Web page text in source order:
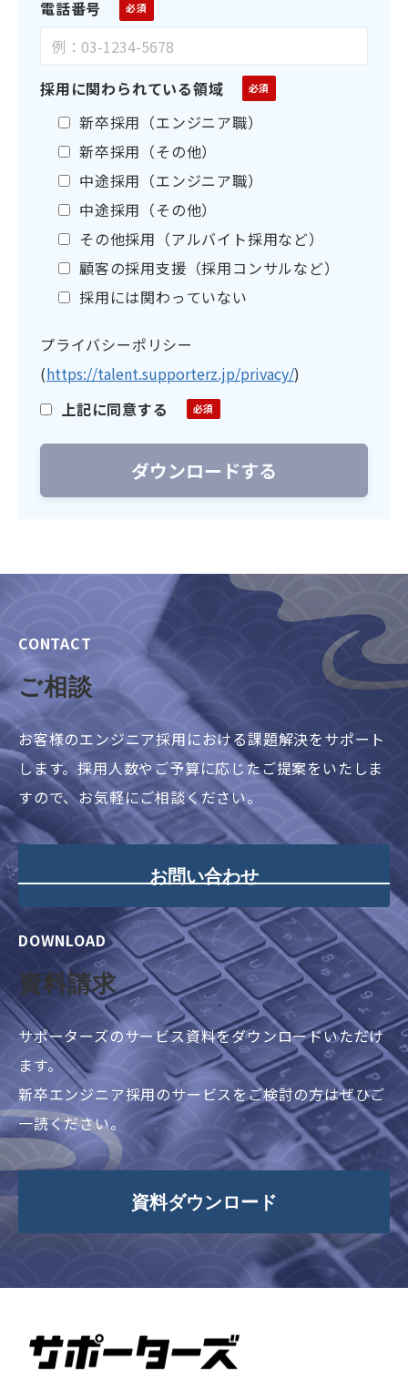
電話番号
採用に関わられている領域
新卒採用（エンジニア職）
新卒採用（その他）
中途採用（エンジニア職）
中途採用（その他）
その他採用（アルバイト採用など）
顧客の採用支援（採用コンサルなど）
採用には関わっていない
プライバシーポリシー
(https://talent.supporterz.jp/privacy/)
上記に同意する
CONTACT
ご相談
お客様のエンジニア採用における課題解決をサポート
します。採用人数やご予算に応じたご提案をいたしま
すので、お気軽にご相談ください。
お問い合わせ
DOWNLOAD
資料請求
サポーターズのサービス資料をダウンロードいただけ
ます。
新卒エンジニア採用のサービスをご検討の方はぜひご
一読ください。
資料ダウンロード